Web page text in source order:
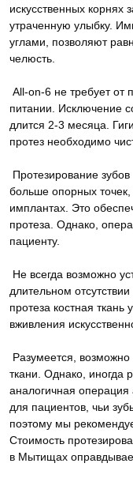
искусственных корнях
утраченную улыбку.
углами, позволяют
челюсть.
All-on-6 не требует от
питании. Исключение
длится 2-3 месяца.
протез необходимо
Протезирование
больше опорных
имплантах. Это
протеза. Однако,
пациенту.
Не всегда возможно
длительном
протеза костная ткань
вживления
Разумеется,
ткани. Однако, иногда
аналогичная
для пациентов, чьи
поэтому мы
Стоимость
в Мытищах